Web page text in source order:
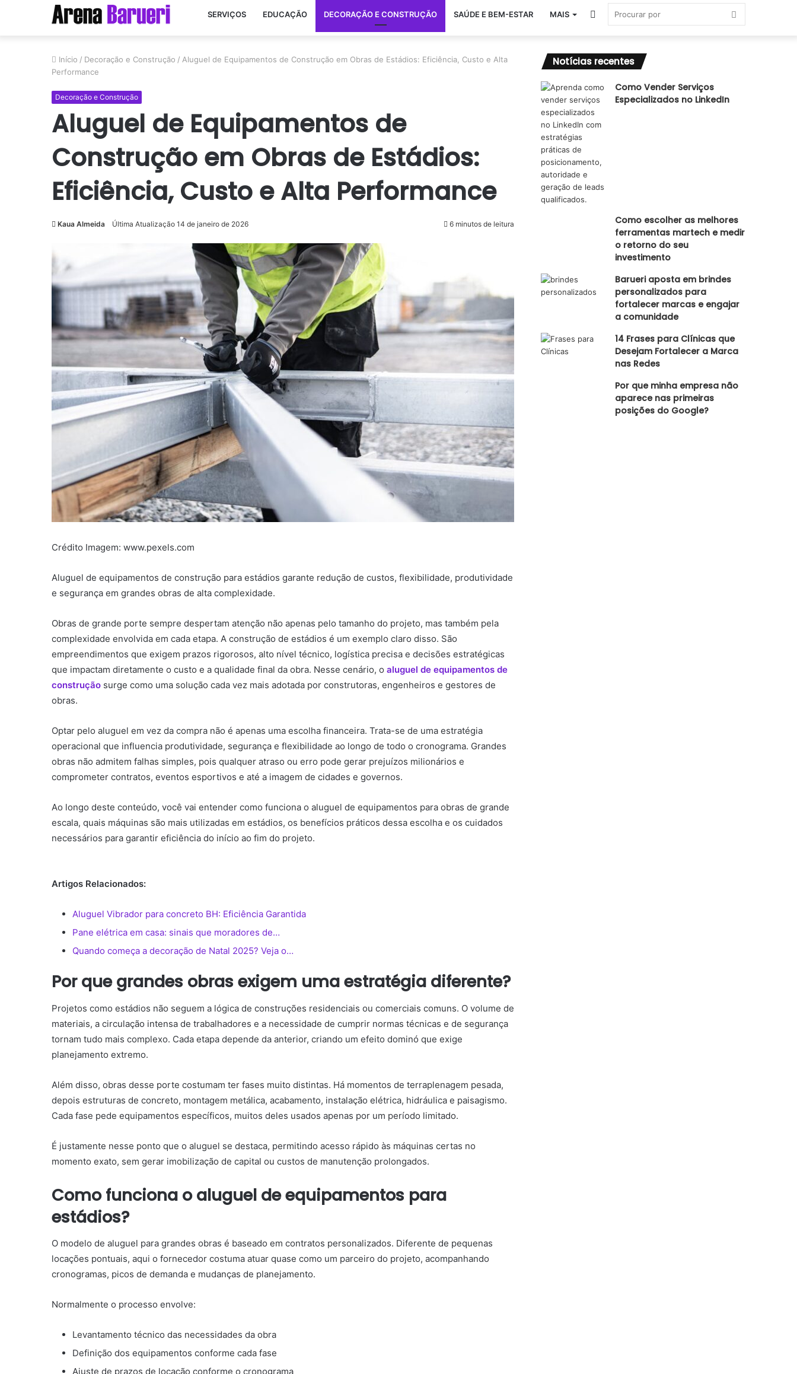
SERVIÇOS EDUCAÇÃO DECORAÇÃO E CONSTRUÇÃO SAÚDE E BEM-ESTAR MAIS Procurar
Switch
Início / Decoração e Construção / Aluguel de Equipamentos de Construção em Obras de Estádios: Eficiência, Custo e Alta
Performance
Decoração e Construção
Aluguel de Equipamentos de
Construção em Obras de Estádios:
Eficiência, Custo e Alta Performance
Kaua Almeida Última Atualização 14 de janeiro de 2026 6 minutos de leitura
Crédito Imagem: www.pexels.com
Aluguel de equipamentos de construção para estádios garante redução de custos, flexibilidade, produtividade
e segurança em grandes obras de alta complexidade.
Obras de grande porte sempre despertam atenção não apenas pelo tamanho do projeto, mas também pela
complexidade envolvida em cada etapa. A construção de estádios é um exemplo claro disso. São
empreendimentos que exigem prazos rigorosos, alto nível técnico, logística precisa e decisões estratégicas
que impactam diretamente o custo e a qualidade final da obra. Nesse cenário, o aluguel de equipamentos de
construção surge como uma solução cada vez mais adotada por construtoras, engenheiros e gestores de
obras.
Optar pelo aluguel em vez da compra não é apenas uma escolha financeira. Trata-se de uma estratégia
operacional que influencia produtividade, segurança e flexibilidade ao longo de todo o cronograma. Grandes
obras não admitem falhas simples, pois qualquer atraso ou erro pode gerar prejuízos milionários e
comprometer contratos, eventos esportivos e até a imagem de cidades e governos.
Ao longo deste conteúdo, você vai entender como funciona o aluguel de equipamentos para obras de grande
escala, quais máquinas são mais utilizadas em estádios, os benefícios práticos dessa escolha e os cuidados
necessários para garantir eficiência do início ao fim do projeto.
Artigos Relacionados:
Aluguel Vibrador para concreto BH: Eficiência Garantida
Pane elétrica em casa: sinais que moradores de…
Quando começa a decoração de Natal 2025? Veja o…
Por que grandes obras exigem uma estratégia diferente?
Projetos como estádios não seguem a lógica de construções residenciais ou comerciais comuns. O volume de
materiais, a circulação intensa de trabalhadores e a necessidade de cumprir normas técnicas e de segurança
tornam tudo mais complexo. Cada etapa depende da anterior, criando um efeito dominó que exige
planejamento extremo.
Além disso, obras desse porte costumam ter fases muito distintas. Há momentos de terraplenagem pesada,
depois estruturas de concreto, montagem metálica, acabamento, instalação elétrica, hidráulica e paisagismo.
Cada fase pede equipamentos específicos, muitos deles usados apenas por um período limitado.
É justamente nesse ponto que o aluguel se destaca, permitindo acesso rápido às máquinas certas no
momento exato, sem gerar imobilização de capital ou custos de manutenção prolongados.
Como funciona o aluguel de equipamentos para
estádios?
O modelo de aluguel para grandes obras é baseado em contratos personalizados. Diferente de pequenas
locações pontuais, aqui o fornecedor costuma atuar quase como um parceiro do projeto, acompanhando
cronogramas, picos de demanda e mudanças de planejamento.
Normalmente o processo envolve:
Levantamento técnico das necessidades da obra
Definição dos equipamentos conforme cada fase
Ajuste de prazos de locação conforme o cronograma
Notícias recentes
Como Vender Serviços
Especializados no LinkedIn
Como escolher as melhores
ferramentas martech e medir
o retorno do seu
investimento
Barueri aposta em brindes
personalizados para
fortalecer marcas e engajar
a comunidade
14 Frases para Clínicas que
Desejam Fortalecer a Marca
nas Redes
Por que minha empresa não
aparece nas primeiras
posições do Google?